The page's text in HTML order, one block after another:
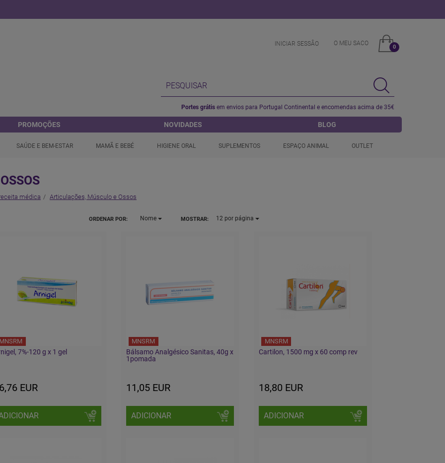
INICIAR SESSÂO O MEU SACO
0
Portes grátis em envios para Portugal Continental e encomendas acima de 35€
PROMOÇÕES NOVIDADES BLOG
SAÚDE E BEM-ESTAR MAMÃ E BEBÉ HIGIENE ORAL SUPLEMENTOS ESPAÇO ANIMAL OUTLET
médica Articulações, Músculo e Ossos
ORDENAR POR: Nome MOSTRAR: 12por página
MNSRM
7%-120 g x 1 gel
EUR
MNSRM
Bálsamo Analgésico Sanitas, 40g x
1pomada
11,05 EUR
ADICIONAR
MNSRM
Cartilon, 1500 mg x 60 comp rev
18,80 EUR
ADICIONAR